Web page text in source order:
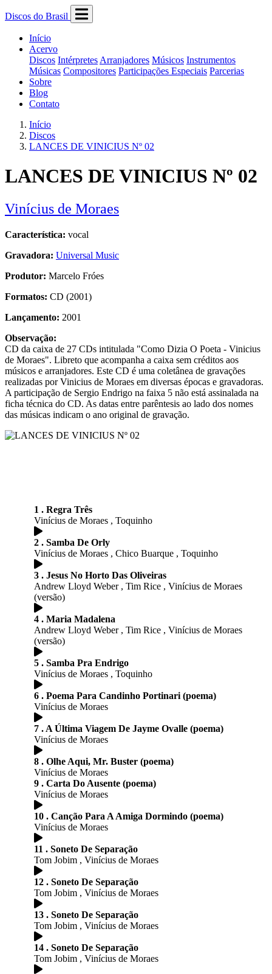
Discos do Brasil
Início
Acervo
Discos Intérpretes Arranjadores Músicos Instrumentos
Músicas Compositores Participações Especiais Parcerias
Sobre
Blog
Contato
Início
Discos
LANCES DE VINICIUS Nº 02
LANCES DE VINICIUS Nº 02
Vinícius de Moraes
Característica: vocal
Gravadora: Universal Music
Produtor: Marcelo Fróes
Formatos: CD (2001)
Lançamento: 2001
Observação:
CD da caixa de 27 CDs intitulada "Como Dizia O Poeta - Vinicius
de Moraes". Libreto que acompanha a caixa sem créditos aos
músicos e arranjadores. Este CD é uma coletânea de gravações
realizadas por Vinicius de Moraes em diversas épocas e gravadoras.
A participação de Sergio Endrigo na faixa 5 não está assinalada na
ficha técnica do CD. As datas entre parêntesis ao lado dos nomes
das músicas indicam o ano original de gravação.
1 . Regra Três
Vinícius de Moraes , Toquinho
2 . Samba De Orly
Vinícius de Moraes , Chico Buarque , Toquinho
3 . Jesus No Horto Das Oliveiras
Andrew Lloyd Weber , Tim Rice , Vinícius de Moraes
(versão)
4 . Maria Madalena
Andrew Lloyd Weber , Tim Rice , Vinícius de Moraes
(versão)
5 . Samba Pra Endrigo
Vinícius de Moraes , Toquinho
6 . Poema Para Candinho Portinari (poema)
Vinícius de Moraes
7 . A Última Viagem De Jayme Ovalle (poema)
Vinícius de Moraes
8 . Olhe Aqui, Mr. Buster (poema)
Vinícius de Moraes
9 . Carta Do Ausente (poema)
Vinícius de Moraes
10 . Canção Para A Amiga Dormindo (poema)
Vinícius de Moraes
11 . Soneto De Separação
Tom Jobim , Vinícius de Moraes
12 . Soneto De Separação
Tom Jobim , Vinícius de Moraes
13 . Soneto De Separação
Tom Jobim , Vinícius de Moraes
14 . Soneto De Separação
Tom Jobim , Vinícius de Moraes